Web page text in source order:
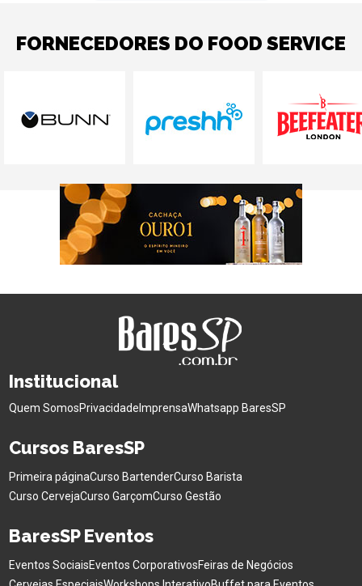
FORNECEDORES DO FOOD SERVICE
Institucional
Quem SomosPrivacidade ImprensaWhatsapp BaresSP
Cursos BaresSP
Primeira páginaCurso BartenderCurso Barista
Curso CervejaCurso GarçomCurso Gestão
BaresSP Eventos
Eventos SociaisEventos CorporativosFeiras de Negócios